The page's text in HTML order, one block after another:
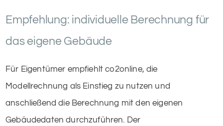
Empfehlung: individuelle Berechnung für
das eigene Gebäude
Für Eigentümer empfiehlt co2online, die
Modellrechnung als Einstieg zu nutzen und
anschließend die Berechnung mit den eigenen
Gebäudedaten durchzuführen. Der